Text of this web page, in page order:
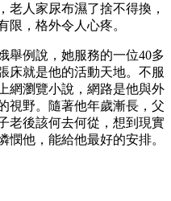
老人家尿布濕了捨不得換，
限，格外令人心疼。
舉例說，她服務的一位40多
床就是他的活動天地。不服
網瀏覽小說，網路是他與外
視野。隨著他年歲漸長，父
老後該何去何從，想到現實
憫他，能給他最好的安排。